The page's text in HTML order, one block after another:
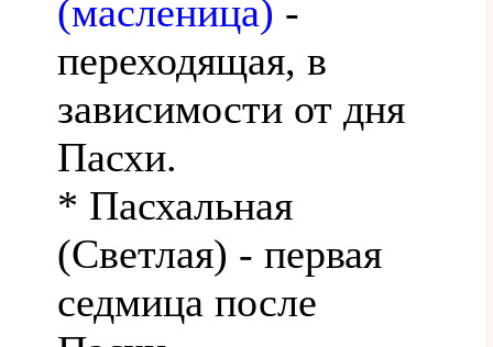
(масленица) -
переходящая, в
зависимости от дня
Пасхи.
* Пасхальная
(Светлая) - первая
седмица после